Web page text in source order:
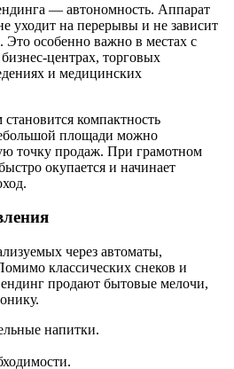
— автономность. Аппарат
уходит на перерывы и не зависит
Это особенно важно в местах с
центрах, торговых
и медицинских
компактность
площади можно
точку продаж. При грамотном
окупается и начинает
через автоматы,
классических снеков и
продают бытовые мелочи,
напитки.